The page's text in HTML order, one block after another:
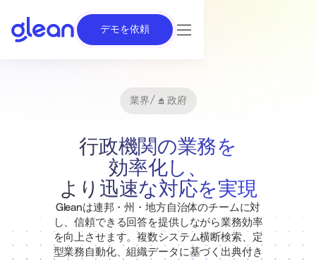
デモを依頼
業界/ 政府
行政機関の業務を
効率化し、
より迅速な対応を実現
Gleanは連邦・州・地方自治体のチームに対
し、信頼できる回答を提供しながら業務効率
を向上させます。複数システム横断検索、定
型業務自動化、組織データに基づく出典付き